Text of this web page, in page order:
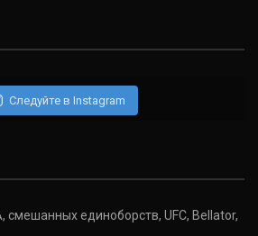
Следуйте в Instagram
единоборств, UFC, Bellator,